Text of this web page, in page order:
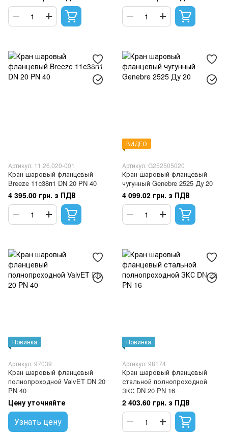
Артикул: 11.26.020-001
Кран шаровый фланцевый
Breeze 11с38п1 DN 20 PN 40
4 395.00 грн. з ПДВ
ВИДЕО
Артикул: G252505020
Кран шаровый фланцевый
чугунный Genebre 2525 Ду 20
4 099.02 грн. з ПДВ
Новинка
Артикул: 97039
Кран шаровый фланцевый
полнопроходной ValvET DN 20
PN 40
Цену уточняйте
Узнать цену
Новинка
Артикул: 98174
Кран шаровый фланцевый
стальной полнопроходной
ЗКС DN 20 PN 16
2 403.60 грн. з ПДВ